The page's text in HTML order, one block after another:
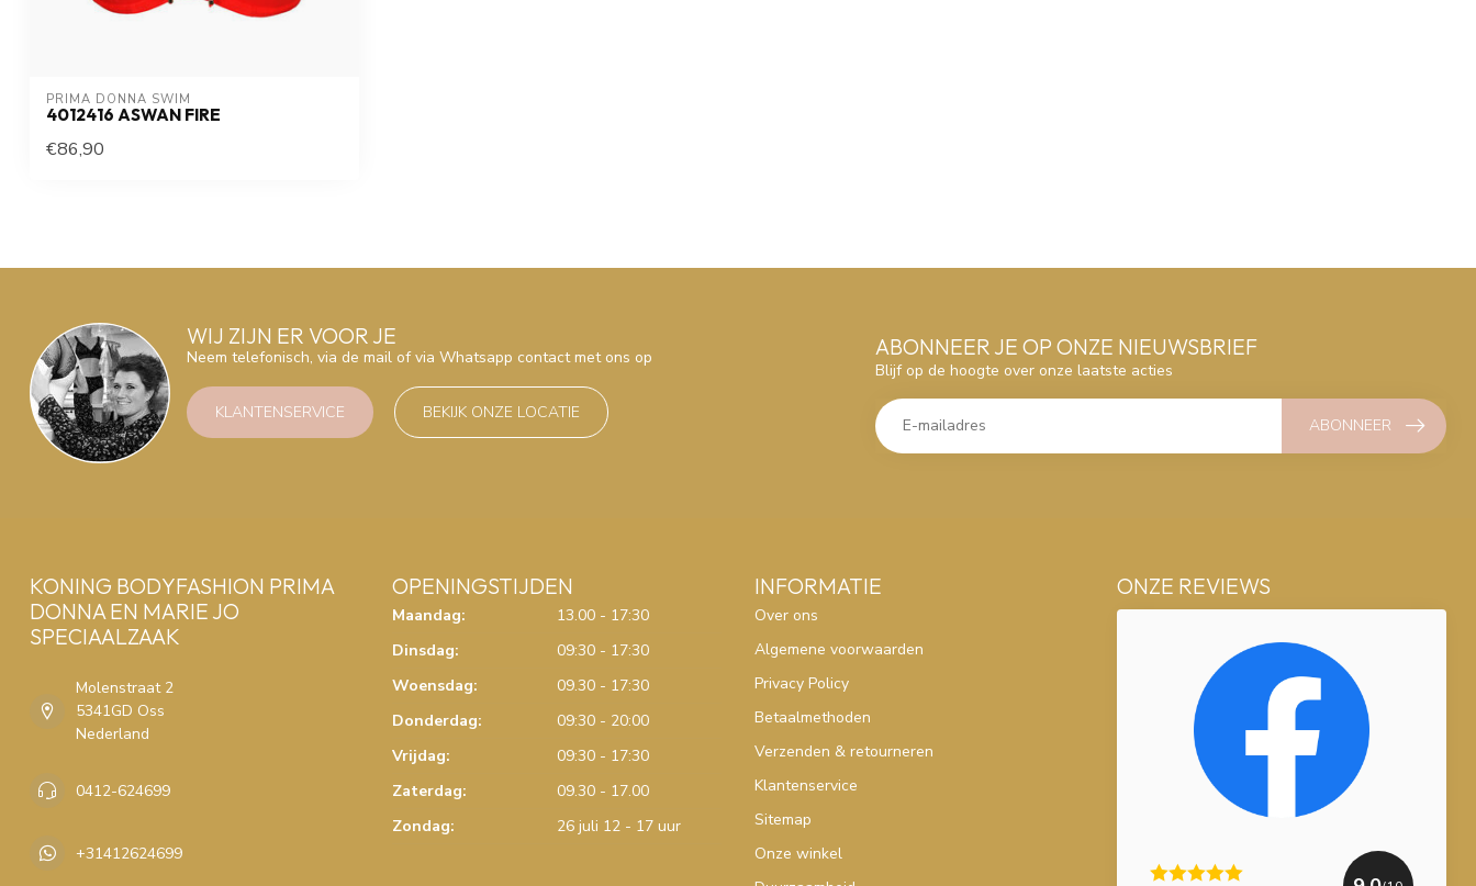
PRIMA DONNA SWIM
4012416 ASWAN FIRE
€86,90
WIJ ZIJN ER VOOR JE
Neem telefonisch, via de mail of via Whatsapp contact met ons op
KLANTENSERVICE BEKIJK ONZE LOCATIE
ABONNEER JE OP ONZE NIEUWSBRIEF
Blijf op de hoogte over onze laatste acties
ABONNEER
KONING BODYFASHION PRIMA
DONNA EN MARIE JO
SPECIAALZAAK
Molenstraat 2
5341GD Oss
Nederland
0412-624699
+31412624699
OPENINGSTIJDEN
Maandag:
13.00 - 17:30
Dinsdag:
09:30 - 17:30
Woensdag:
09.30 - 17:30
Donderdag:
09:30 - 20:00
Vrijdag:
09:30 - 17:30
Zaterdag:
09.30 - 17.00
Zondag:
26 juli 12 - 17 uur
INFORMATIE
Over ons
Algemene voorwaarden
Privacy Policy
Betaalmethoden
Verzenden & retourneren
Klantenservice
Sitemap
Onze winkel
ONZE REVIEWS